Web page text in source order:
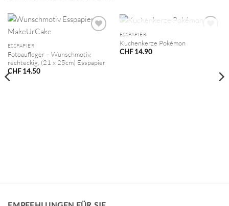
ESSPAPIER
Fotoaufleger – Wunschmotiv,
rechteckig, (21 x 25cm) Esspapier
CHF14.50
NICHT VORRÄTIG
ESSPAPIER
Kuchenkerze Pokémon
CHF14.90